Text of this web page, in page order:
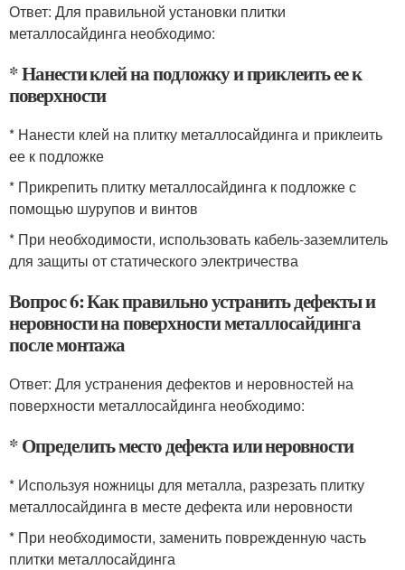
Ответ: Для правильной установки плитки
металлосайдинга необходимо:
* Нанести клей на подложку и приклеить ее к
поверхности
* Нанести клей на плитку металлосайдинга и приклеить
ее к подложке
* Прикрепить плитку металлосайдинга к подложке с
помощью шурупов и винтов
* При необходимости, использовать кабель-заземлитель
для защиты от статического электричества
Вопрос 6: Как правильно устранить дефекты и
неровности на поверхности металлосайдинга
после монтажа
Ответ: Для устранения дефектов и неровностей на
поверхности металлосайдинга необходимо:
* Определить место дефекта или неровности
* Используя ножницы для металла, разрезать плитку
металлосайдинга в месте дефекта или неровности
* При необходимости, заменить поврежденную часть
плитки металлосайдинга